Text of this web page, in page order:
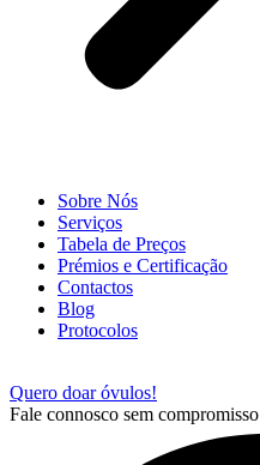
Sobre Nós
Serviços
Tabela de Preços
Prémios e Certificação
Contactos
Blog
Protocolos
Quero doar óvulos!
Fale connosco sem compromisso